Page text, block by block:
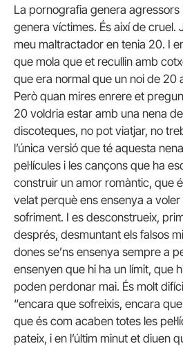
La pornografia genera agressors
genera víctimes. És així de cruel.
meu maltractador en tenia 20. I
que mola que et recullin amb
que era normal que un noi de 20
Però quan mires enrere et
20 voldria estar amb una nena
discoteques, no pot viatjar, no
l’única versió que té aquesta
pel·lícules i les cançons que ha
construir un amor romàntic, que
velat perquè ens ensenya a
sofriment. I es desconstrueix,
després, desmuntant els falsos
dones se’ns ensenya sempre a
ensenyen que hi ha un límit, que
poden perdonar mai. És molt
“encara que sofreixis, encara
que és com acaben totes les
pateix, i en l’últim minut et diuen